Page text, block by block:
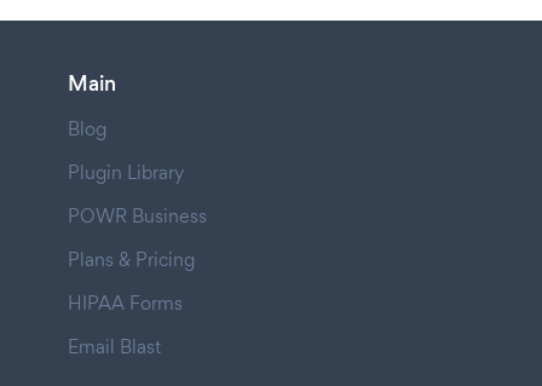
Main
Blog
Plugin Library
POWR Business
Plans & Pricing
HIPAA Forms
Email Blast